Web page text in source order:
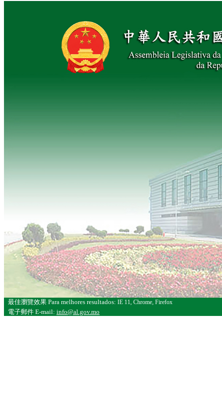
最佳瀏覽效果 Para melhores resultados: IE 11, Chrome, Firefox
電子郵件 E-mail: info@al.gov.mo